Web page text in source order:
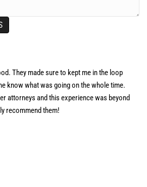
They made sure to kept me in the loop
know what was going on the whole time.
attorneys and this experience was beyond
recommend them!